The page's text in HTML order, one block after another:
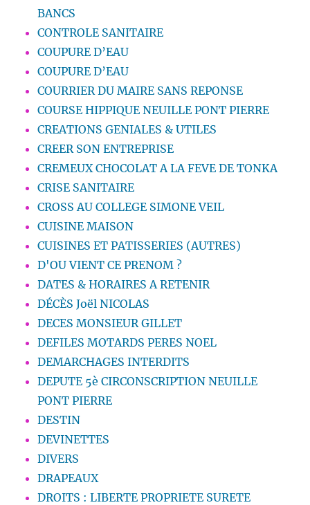
BANCS
CONTROLE SANITAIRE
COUPURE D’EAU
COUPURE D’EAU
COURRIER DU MAIRE SANS REPONSE
COURSE HIPPIQUE NEUILLE PONT PIERRE
CREATIONS GENIALES & UTILES
CREER SON ENTREPRISE
CREMEUX CHOCOLAT A LA FEVE DE TONKA
CRISE SANITAIRE
CROSS AU COLLEGE SIMONE VEIL
CUISINE MAISON
CUISINES ET PATISSERIES (AUTRES)
D'OU VIENT CE PRENOM ?
DATES & HORAIRES A RETENIR
DÉCÈS Joël NICOLAS
DECES MONSIEUR GILLET
DEFILES MOTARDS PERES NOEL
DEMARCHAGES INTERDITS
DEPUTE 5è CIRCONSCRIPTION NEUILLE
PONT PIERRE
DESTIN
DEVINETTES
DIVERS
DRAPEAUX
DROITS : LIBERTE PROPRIETE SURETE